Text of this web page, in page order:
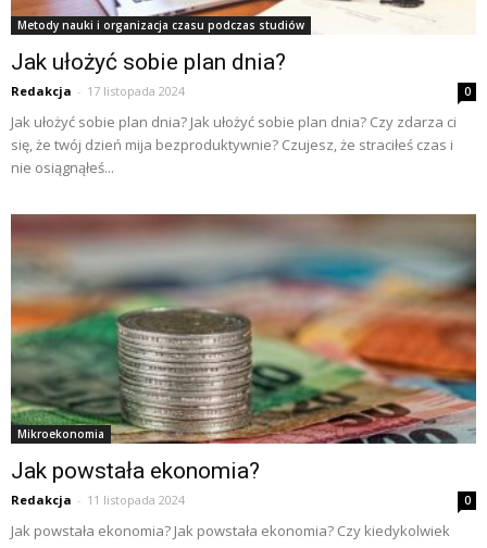
Metody nauki i organizacja czasu podczas studiów
Jak ułożyć sobie plan dnia?
Redakcja - 17 listopada 2024 0
Jak ułożyć sobie plan dnia? Jak ułożyć sobie plan dnia? Czy zdarza ci
się, że twój dzień mija bezproduktywnie? Czujesz, że straciłeś czas i
nie osiągnąłeś...
Mikroekonomia
Jak powstała ekonomia?
Redakcja - 11 listopada 2024 0
Jak powstała ekonomia? Jak powstała ekonomia? Czy kiedykolwiek